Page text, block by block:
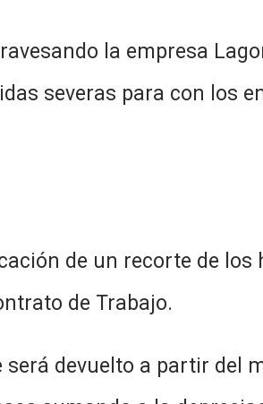
la empresa
severas para con los
recorte de los
de Trabajo.
a partir del mes